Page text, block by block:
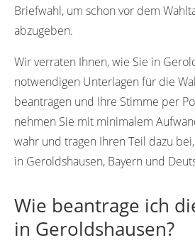
Briefwahl, um schon vor dem
abzugeben.
Wir verraten Ihnen, wie Sie in
notwendigen Unterlagen für die
beantragen und Ihre Stimme per
nehmen Sie mit minimalem
wahr und tragen Ihren Teil dazu
in Geroldshausen, Bayern und
Wie beantrage ich
in Geroldshausen?